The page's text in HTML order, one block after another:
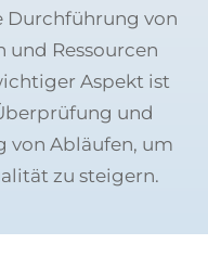
Durchführung von
und Ressourcen
Aspekt ist
und
von Abläufen, um
zu steigern.